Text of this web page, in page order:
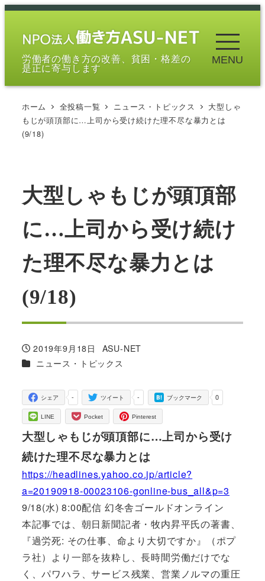
メ
労働者の働き方の改善、貧困・格差の
是正に寄与します
MENU
ホーム 全投稿一覧 ニュース・トピックス
大型しゃ
もじが頭頂部に…上司から受け続けた理不尽な暴力とは
(9/18)
大型しゃもじが頭頂部
に…上司から受け続け
た理不尽な暴力とは
(9/18)
投稿日
2019年9月18日
著
者
ASU-NET
カテゴリー
ニュース・トピックス
-
シェア -
ツイート 0
ブックマーク
LINE Pocket Pinterest
大型しゃもじが頭頂部に…上司から受け
続けた理不尽な暴力とは
https://headlines.yahoo.co.jp/article?
a=20190918-00023106-gonline-bus_all&p=3
9/18(水) 8:00配信 幻冬舎ゴールドオンライン
本記事では、朝日新聞記者・牧内昇平氏の著書、
『過労死: その仕事、命より大切ですか』（ポプ
ラ社）より一部を抜粋し、長時間労働だけでな
く、パワハラ、サービス残業、営業ノルマの重圧